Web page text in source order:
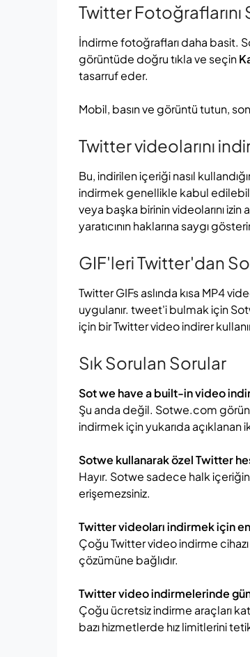
Twitter
İndirme fotoğrafları daha basit.
görüntüde doğru tıkla ve seçin
tasarruf eder.
Mobil, basın ve görüntü tutun,
Twitter videolarını
Bu, indirilen içeriği nasıl
indirmek genellikle kabul
veya başka birinin videolarını
yaratıcının haklarına saygı
GIF'leri Twitter'dan
Twitter GIFs aslında kısa MP4
uygulanır. tweet'i bulmak için
için bir Twitter video indirer
Sık Sorulan Sorular
Sot we have a built-in video
Şu anda değil. Sotwe.com
indirmek için yukarıda açıklanan
Sotwe kullanarak özel Twitter
Hayır. Sotwe sadece halk
erişemezsiniz.
Twitter videoları indirmek için
Çoğu Twitter video indirme
çözümüne bağlıdır.
Twitter video indirmelerinde
Çoğu ücretsiz indirme araçları
bazı hizmetlerde hız limitlerini